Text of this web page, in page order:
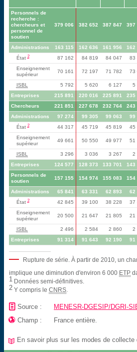
Personnels de
recherche :
chercheurs et
personnel de
soutien
379 006 382 652 387 847 397
Administrations 163 115 162 636 161 956 162
État2 87 162 84 819 84 047 83
Enseignement
supérieur
70 161 72 197 71 782 73
ISBL 5 792 5 620 6 127 5
Entreprises
215 891 220 016 225 891 235
Chercheurs
221 851 227 678 232 764 243
Administrations
97 274 99 305 99 063 99
État2 44 317 45 719 45 819 45
Enseignement
supérieur
49 661 50 550 49 977 51
ISBL 3 296 3 036 3 267 2
Entreprises
124 577 128 373 133 701 143
Personnels de
soutien
157 155 154 974 155 083 154
Administrations 65 841 63 331 62 893 62
État2 42 845 39 100 38 228 37
Enseignement
supérieur
20 500 21 647 21 805 21
ISBL 2 496 2 584 2 860 2
Entreprises
91 314 91 643 92 190 91
Rupture de série. À partir de 2010, un
implique une diminution d'environ 6 000 ETP
1 Données semi-définitives.
2 Y compris leCNRS.
📄 Source : MENESR-DGESIP/DGRI-
 Champ : France entière.
📖 En savoir plus sur les modes de collecte